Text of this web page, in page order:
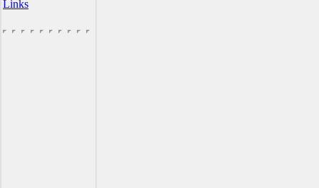
Links